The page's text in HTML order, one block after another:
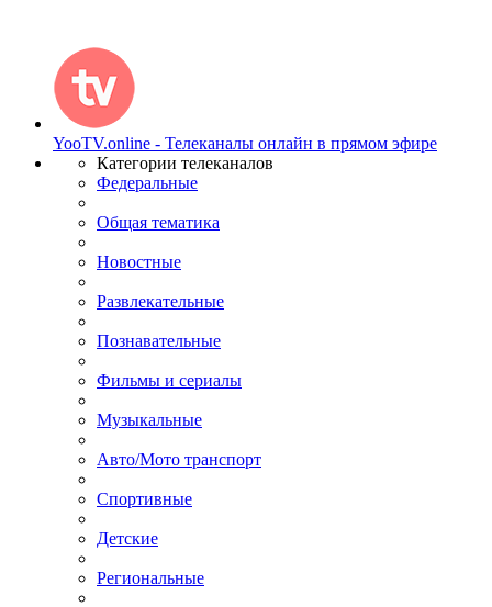
YooTV.online - Телеканалы онлайн в прямом эфире
Категории телеканалов
Федеральные
Общая тематика
Новостные
Развлекательные
Познавательные
Фильмы и сериалы
Музыкальные
Авто/Мото транспорт
Спортивные
Детские
Региональные